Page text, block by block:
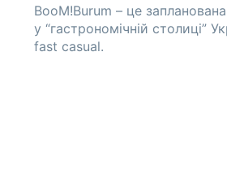
BooM!Burum – це
у “гастрономічній столиці”
fast casual.